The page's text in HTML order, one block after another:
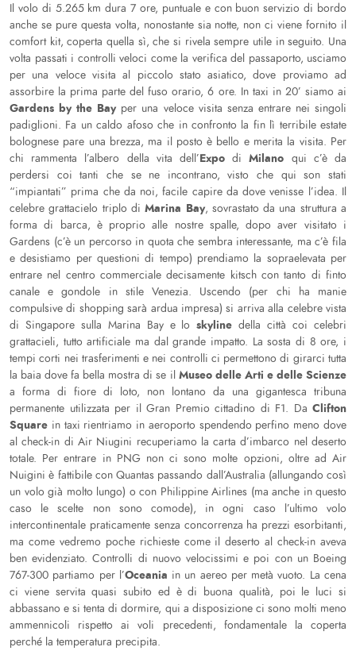
Il volo di 5.265 km dura 7 ore, puntuale e con buon servizio di bordo
anche se pure questa volta, nonostante sia notte, non ci viene fornito il
comfort kit, coperta quella sì, che si rivela sempre utile in seguito. Una
volta passati i controlli veloci come la verifica del passaporto, usciamo
per una veloce visita al piccolo stato asiatico, dove proviamo ad
assorbire la prima parte del fuso orario, 6 ore. In taxi in 20’ siamo ai
Gardens by the Bay per una veloce visita senza entrare nei singoli
padiglioni. Fa un caldo afoso che in confronto la fin lì terribile estate
bolognese pare una brezza, ma il posto è bello e merita la visita. Per
chi rammenta l’albero della vita dell’Expo diMilano qui c’è da
perdersi coi tanti che se ne incontrano, visto che qui son stati
“impiantati” prima che da noi, facile capire da dove venisse l’idea. Il
celebre grattacielo triplo diMarina Bay, sovrastato da una struttura a
forma di barca, è proprio alle nostre spalle, dopo aver visitato i
Gardens (c’è un percorso in quota che sembra interessante, ma c’è fila
e desistiamo per questioni di tempo) prendiamo la sopraelevata per
entrare nel centro commerciale decisamente kitsch con tanto di finto
canale e gondole in stile Venezia. Uscendo (per chi ha manie
compulsive di shopping sarà ardua impresa) si arriva alla celebre vista
di Singapore sulla Marina Bay e loskylinedella città coi celebri
grattacieli, tutto artificiale ma dal grande impatto. La sosta di 8 ore, i
tempi corti nei trasferimenti e nei controlli ci permettono di girarci tutta
la baia dove fa bella mostra di se il Museo delle Arti e delle Scienze
a forma di fiore di loto, non lontano da una gigantesca tribuna
permanente utilizzata per il Gran Premio cittadino di F1. Da Clifton
Square in taxi rientriamo in aeroporto spendendo perfino meno dove
al check-in di Air Niugini recuperiamo la carta d’imbarco nel deserto
totale. Per entrare in PNG non ci sono molte opzioni, oltre ad Air
Nuigini è fattibile con Quantas passando dall’Australia (allungando così
un volo già molto lungo) o con Philippine Airlines (ma anche in questo
caso le scelte non sono comode), in ogni caso l’ultimo volo
intercontinentale praticamente senza concorrenza ha prezzi esorbitanti,
ma come vedremo poche richieste come il deserto al check-in aveva
ben evidenziato. Controlli di nuovo velocissimi e poi con un Boeing
767-300 partiamo per l’Oceania in un aereo per metà vuoto. La cena
ci viene servita quasi subito ed è di buona qualità, poi le luci si
abbassano e si tenta di dormire, qui a disposizione ci sono molti meno
ammennicoli rispetto ai voli precedenti, fondamentale la coperta
perché la temperatura precipita.